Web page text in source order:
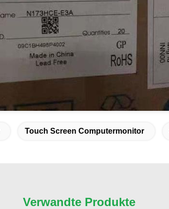
Touch Screen Computermonitor
Verwandte Produkte